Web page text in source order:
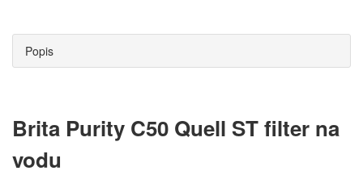
Popis
Brita Purity C50 Quell ST filter na
vodu